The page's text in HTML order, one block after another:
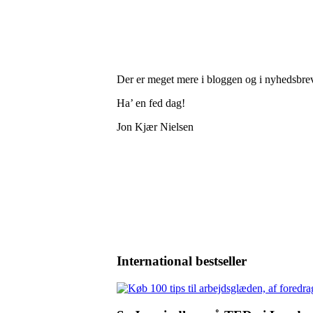
Der er meget mere i bloggen og i
Ha’ en fed dag!
Jon Kjær Nielsen
International bestseller